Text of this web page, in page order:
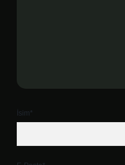
İsim*